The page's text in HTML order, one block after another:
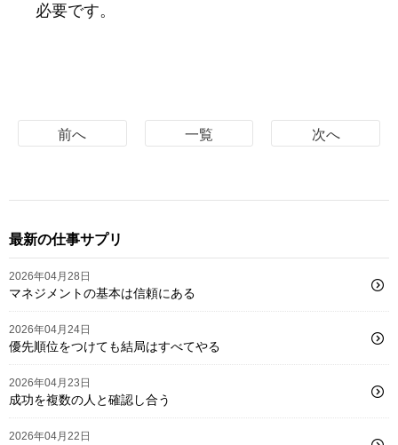
必要です。
前へ 一覧 次へ
最新の仕事サプリ
2026年04月28日
マネジメントの基本は信頼にある
2026年04月24日
優先順位をつけても結局はすべてやる
2026年04月23日
成功を複数の人と確認し合う
2026年04月22日